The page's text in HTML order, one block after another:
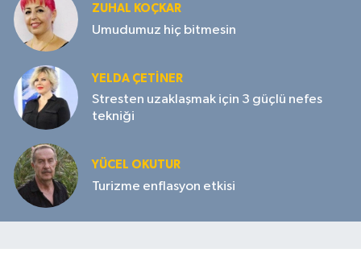
ZUHAL KOÇKAR
Umudumuz hiç bitmesin
YELDA ÇETİNER
Stresten uzaklaşmak için 3 güçlü nefes
tekniği
YÜCEL OKUTUR
Turizme enflasyon etkisi